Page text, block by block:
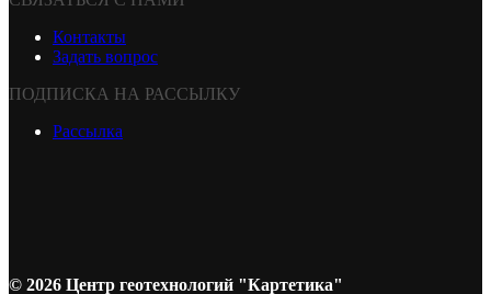
Контакты
Задать вопрос
ПОДПИСКА НА РАССЫЛКУ
Рассылка
© 2026 Центр геотехнологий "Картетика"